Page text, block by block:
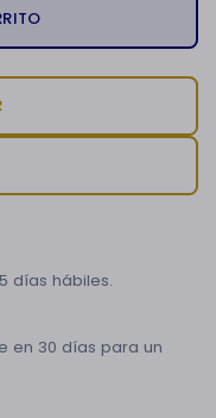
días hábiles.
en 30 días para un